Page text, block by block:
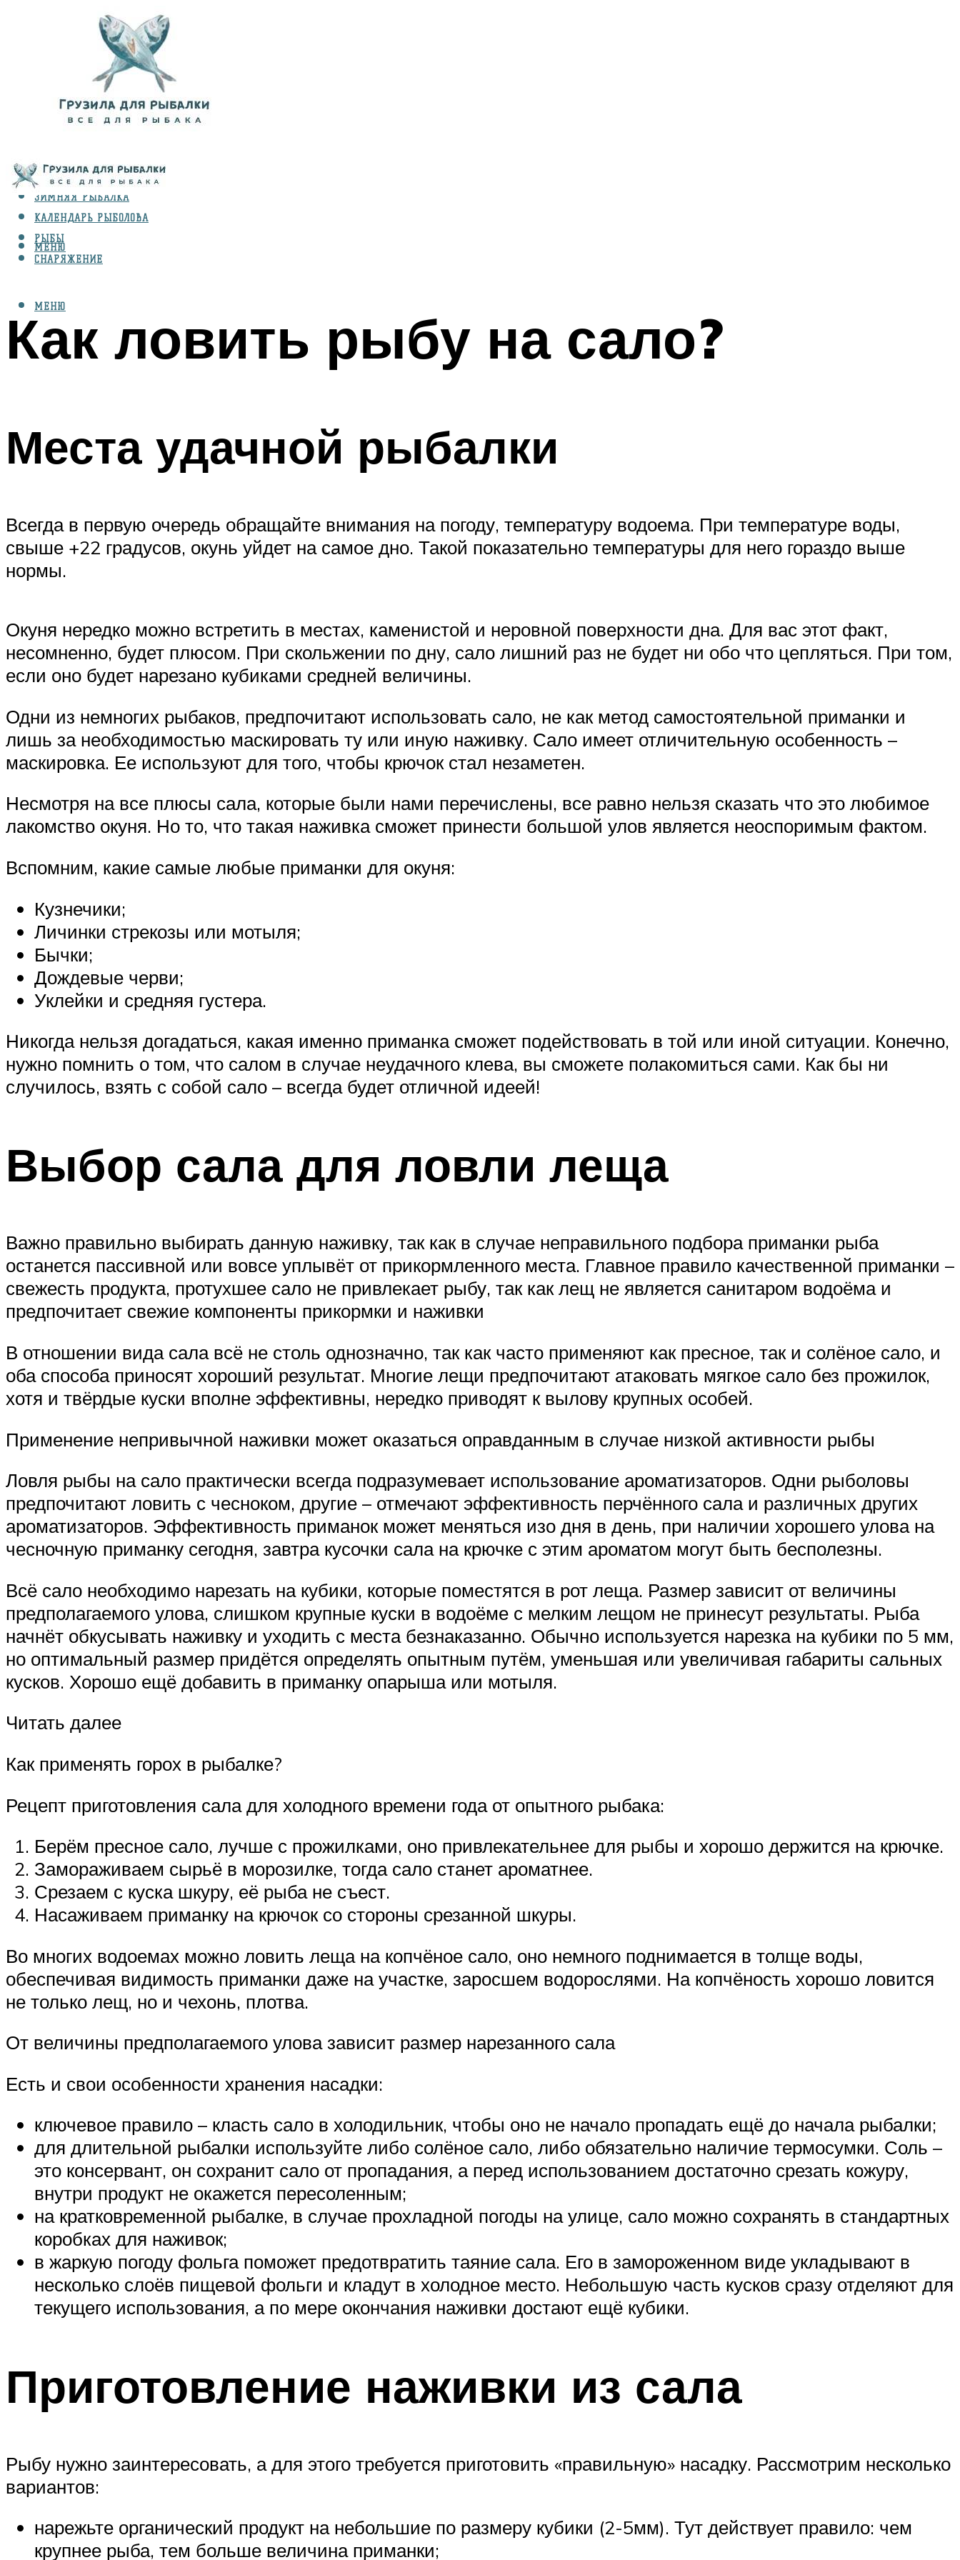
ВИДЫ ЛОВЛИ
ЗИМНЯЯ РЫБАЛКА
КАЛЕНДАРЬ РЫБОЛОВА
РЫБЫ
СНАРЯЖЕНИЕ
МЕНЮ
МЕНЮ
Как ловить рыбу на сало?
Места удачной рыбалки
Всегда в первую очередь обращайте внимания на погоду, температуру водоема. При температуре воды,
свыше +22 градусов, окунь уйдет на самое дно. Такой показательно температуры для него гораздо выше
нормы.
Окуня нередко можно встретить в местах, каменистой и неровной поверхности дна. Для вас этот факт,
несомненно, будет плюсом. При скольжении по дну, сало лишний раз не будет ни обо что цепляться. При том,
если оно будет нарезано кубиками средней величины.
Одни из немногих рыбаков, предпочитают использовать сало, не как метод самостоятельной приманки и
лишь за необходимостью маскировать ту или иную наживку. Сало имеет отличительную особенность –
маскировка. Ее используют для того, чтобы крючок стал незаметен.
Несмотря на все плюсы сала, которые были нами перечислены, все равно нельзя сказать что это любимое
лакомство окуня. Но то, что такая наживка сможет принести большой улов является неоспоримым фактом.
Вспомним, какие самые любые приманки для окуня:
Кузнечики;
Личинки стрекозы или мотыля;
Бычки;
Дождевые черви;
Уклейки и средняя густера.
Никогда нельзя догадаться, какая именно приманка сможет подействовать в той или иной ситуации. Конечно,
нужно помнить о том, что салом в случае неудачного клева, вы сможете полакомиться сами. Как бы ни
случилось, взять с собой сало – всегда будет отличной идеей!
Выбор сала для ловли леща
Важно правильно выбирать данную наживку, так как в случае неправильного подбора приманки рыба
останется пассивной или вовсе уплывёт от прикормленного места. Главное правило качественной приманки –
свежесть продукта, протухшее сало не привлекает рыбу, так как лещ не является санитаром водоёма и
предпочитает свежие компоненты прикормки и наживки
В отношении вида сала всё не столь однозначно, так как часто применяют как пресное, так и солёное сало, и
оба способа приносят хороший результат. Многие лещи предпочитают атаковать мягкое сало без прожилок,
хотя и твёрдые куски вполне эффективны, нередко приводят к вылову крупных особей.
Применение непривычной наживки может оказаться оправданным в случае низкой активности рыбы
Ловля рыбы на сало практически всегда подразумевает использование ароматизаторов. Одни рыболовы
предпочитают ловить с чесноком, другие – отмечают эффективность перчённого сала и различных других
ароматизаторов. Эффективность приманок может меняться изо дня в день, при наличии хорошего улова на
чесночную приманку сегодня, завтра кусочки сала на крючке с этим ароматом могут быть бесполезны.
Всё сало необходимо нарезать на кубики, которые поместятся в рот леща. Размер зависит от величины
предполагаемого улова, слишком крупные куски в водоёме с мелким лещом не принесут результаты. Рыба
начнёт обкусывать наживку и уходить с места безнаказанно. Обычно используется нарезка на кубики по 5 мм,
но оптимальный размер придётся определять опытным путём, уменьшая или увеличивая габариты сальных
кусков. Хорошо ещё добавить в приманку опарыша или мотыля.
Читать далее
Как применять горох в рыбалке?
Рецепт приготовления сала для холодного времени года от опытного рыбака:
Берём пресное сало, лучше с прожилками, оно привлекательнее для рыбы и хорошо держится на крючке.
Замораживаем сырьё в морозилке, тогда сало станет ароматнее.
Срезаем с куска шкуру, её рыба не съест.
Насаживаем приманку на крючок со стороны срезанной шкуры.
Во многих водоемах можно ловить леща на копчёное сало, оно немного поднимается в толще воды,
обеспечивая видимость приманки даже на участке, заросшем водорослями. На копчёность хорошо ловится
не только лещ, но и чехонь, плотва.
От величины предполагаемого улова зависит размер нарезанного сала
Есть и свои особенности хранения насадки:
ключевое правило – класть сало в холодильник, чтобы оно не начало пропадать ещё до начала рыбалки;
для длительной рыбалки используйте либо солёное сало, либо обязательно наличие термосумки. Соль –
это консервант, он сохранит сало от пропадания, а перед использованием достаточно срезать кожуру,
внутри продукт не окажется пересоленным;
на кратковременной рыбалке, в случае прохладной погоды на улице, сало можно сохранять в стандартных
коробках для наживок;
в жаркую погоду фольга поможет предотвратить таяние сала. Его в замороженном виде укладывают в
несколько слоёв пищевой фольги и кладут в холодное место. Небольшую часть кусков сразу отделяют для
текущего использования, а по мере окончания наживки достают ещё кубики.
Приготовление наживки из сала
Рыбу нужно заинтересовать, а для этого требуется приготовить «правильную» насадку. Рассмотрим несколько
вариантов:
нарежьте органический продукт на небольшие по размеру кубики (2-5мм). Тут действует правило: чем
крупнее рыба, тем больше величина приманки;